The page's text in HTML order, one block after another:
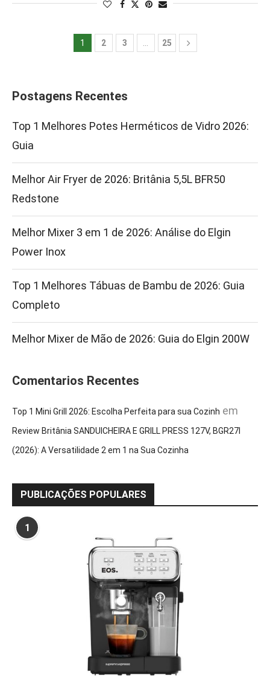
1 2 3 25
Postagens Recentes
Top 1 Melhores Potes Herméticos de Vidro 2026:
Guia
Melhor Air Fryer de 2026: Britânia 5,5L BFR50
Redstone
Melhor Mixer 3 em 1 de 2026: Análise do Elgin
Power Inox
Top 1 Melhores Tábuas de Bambu de 2026: Guia
Completo
Melhor Mixer de Mão de 2026: Guia do Elgin 200W
Comentarios Recentes
Top 1 Mini Grill 2026: Escolha Perfeita para sua Cozinh em
Review Britânia SANDUICHEIRA E GRILL PRESS 127V, BGR27I
(2026): A Versatilidade 2 em 1 na Sua Cozinha
PUBLICAÇÕES POPULARES
1